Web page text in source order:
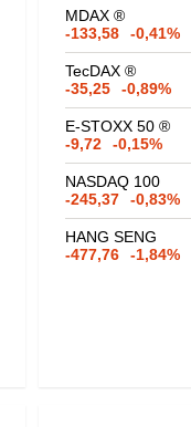
MDAX ®
-133,58
-0,41%
TecDAX ®
-35,25
-0,89%
E-STOXX 50 ®
-9,72
-0,15%
NASDAQ 100
-245,37
-0,83%
HANG SENG
-477,76
-1,84%